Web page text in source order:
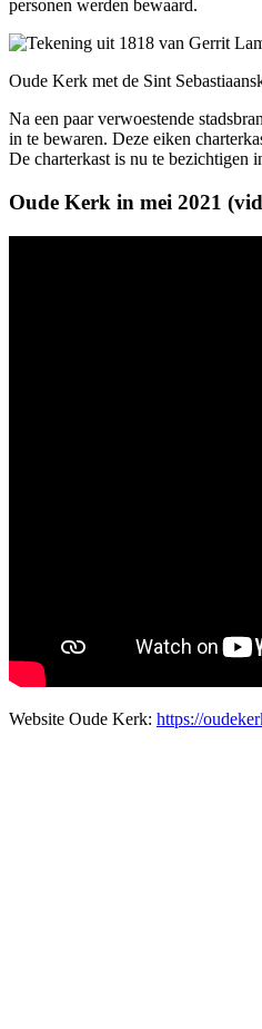
personen werden bewaard.
Oude Kerk met de Sint
Na een paar verwoestende
in te bewaren. Deze eiken
De charter­kast is nu te bezichtigen
Oude Kerk in mei 2021
Website Oude Kerk: https://